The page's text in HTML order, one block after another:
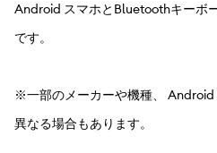
Android スマホとBluetoothキーボ
です。
※一部のメーカーや機種、 Android
異なる場合もあります。